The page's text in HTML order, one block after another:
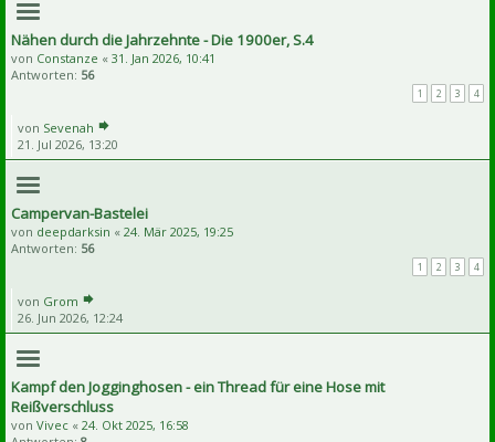
Nähen durch die Jahrzehnte - Die 1900er, S.4
von Constanze « 31. Jan 2026, 10:41
Antworten: 56
1 2 3 4
von Sevenah
21. Jul 2026, 13:20
Campervan-Bastelei
von deepdarksin « 24. Mär 2025, 19:25
Antworten: 56
1 2 3 4
von Grom
26. Jun 2026, 12:24
Kampf den Jogginghosen - ein Thread für eine Hose mit
Reißverschluss
von Vivec « 24. Okt 2025, 16:58